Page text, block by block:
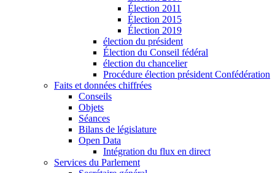
Élection 2011
Élection 2015
Élection 2019
élection du président
Élection du Conseil fédéral
élection du chancelier
Procédure élection président Confédération
Faits et données chiffrées
Conseils
Objets
Séances
Bilans de législature
Open Data
Intégration du flux en direct
Services du Parlement